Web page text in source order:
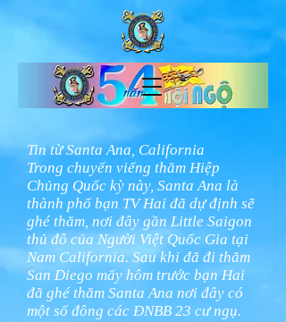
Tin từ Santa Ana, California
Trong chuyến viếng thăm Hiệp
Chủng Quốc kỳ này, Santa Ana là
thành phố bạn TV Hai đã dự định sẽ
ghé thăm, nơi đây gần Little Saigon
thủ đô của Người Việt Quốc Gia tại
Nam California. Sau khi đã đi thăm
San Diego mấy hôm trước bạn Hai
đã ghé thăm Santa Ana nơi đây có
một số đông các ĐNBB 23 cư ngụ.